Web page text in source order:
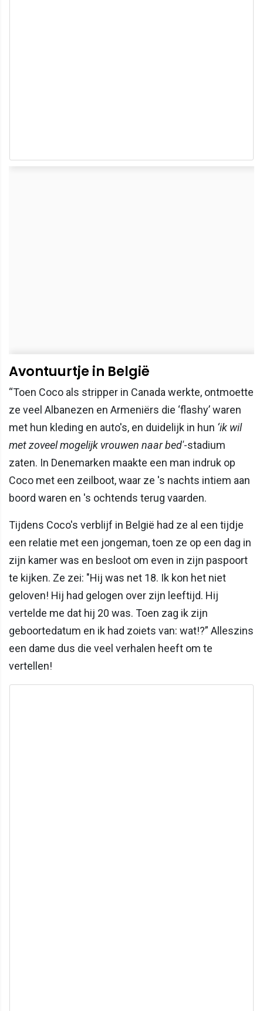
Avontuurtje in België
“Toen Coco als stripper in Canada werkte, ontmoette
ze veel Albanezen en Armeniërs die ‘flashy’ waren
met hun kleding en auto's, en duidelijk in hun ‘ik wil
met zoveel mogelijk vrouwen naar bed'-stadium
zaten. In Denemarken maakte een man indruk op
Coco met een zeilboot, waar ze 's nachts intiem aan
boord waren en 's ochtends terug vaarden.
Tijdens Coco's verblijf in België had ze al een tijdje
een relatie met een jongeman, toen ze op een dag in
zijn kamer was en besloot om even in zijn paspoort
te kijken. Ze zei: "Hij was net 18. Ik kon het niet
geloven! Hij had gelogen over zijn leeftijd. Hij
vertelde me dat hij 20 was. Toen zag ik zijn
geboortedatum en ik had zoiets van: wat!?” Alleszins
een dame dus die veel verhalen heeft om te
vertellen!